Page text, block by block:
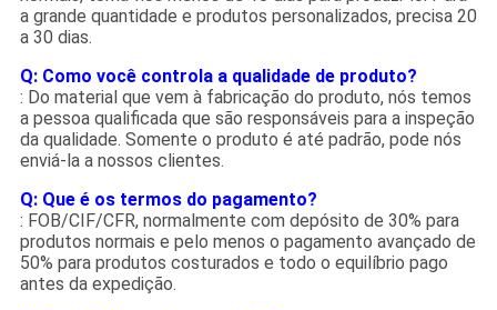
a grande quantidade e produtos personalizados, precisa 20
a 30 dias.
Q: Como você controla a qualidade de produto?
: Do material que vem à fabricação do produto, nós temos
a pessoa qualificada que são responsáveis para a inspeção
da qualidade. Somente o produto é até padrão, pode nós
enviá-la a nossos clientes.
Q: Que é os termos do pagamento?
: FOB/CIF/CFR, normalmente com depósito de 30% para
produtos normais e pelo menos o pagamento avançado de
50% para produtos costurados e todo o equilíbrio pago
antes da expedição.